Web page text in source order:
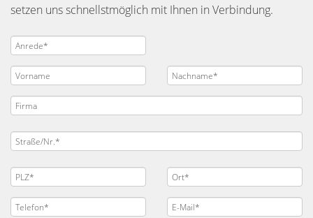
setzen uns schnellstmöglich mit Ihnen in Verbindung.